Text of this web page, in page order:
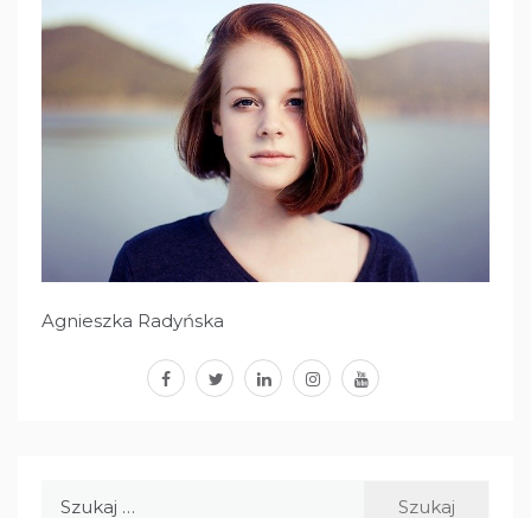
Agnieszka Radyńska
facebook
twitterlinkedininstagram
youtube